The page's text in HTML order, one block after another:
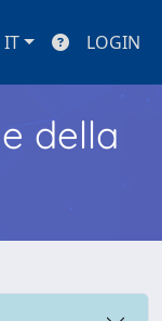
IT LOGIN
della